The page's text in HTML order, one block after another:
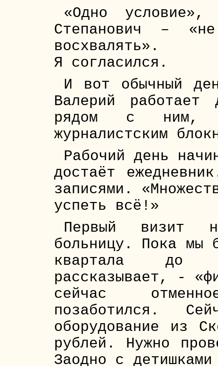
«Одно
Степанович –
восхвалять».
Я согласился.
И вот обычный
Валерий
рядом с ним,
журналистским
Рабочий день
достаёт
записями.
успеть всё!»
Первый визит
больницу. Пока мы
квартала до
рассказывает, -
сейчас
позаботился.
оборудование из
рублей. Нужно
Заодно с